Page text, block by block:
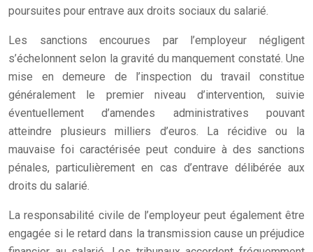
poursuites pour entrave aux droits sociaux du salarié.
Les sanctions encourues par l’employeur négligent
s’échelonnent selon la gravité du manquement constaté. Une
mise en demeure de l’inspection du travail constitue
généralement le premier niveau d’intervention, suivie
éventuellement d’amendes administratives pouvant
atteindre plusieurs milliers d’euros. La récidive ou la
mauvaise foi caractérisée peut conduire à des sanctions
pénales, particulièrement en cas d’entrave délibérée aux
droits du salarié.
La responsabilité civile de l’employeur peut également être
engagée si le retard dans la transmission cause un préjudice